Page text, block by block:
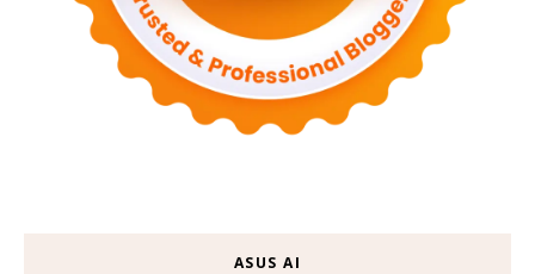
ASUS AI